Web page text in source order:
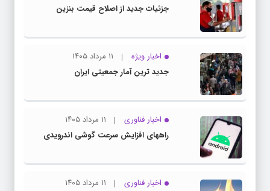
جزئیات جدید از اصلاح قیمت بنزین
اخبار ویژه
۱۱ مرداد ۱۴۰۵
جدید ترین آمار جمعیتی ایران
اخبار فناوری
۱۱ مرداد ۱۴۰۵
راههای افزایش سرعت گوشی اندرویدی
اخبار فناوری
۱۱ مرداد ۱۴۰۵